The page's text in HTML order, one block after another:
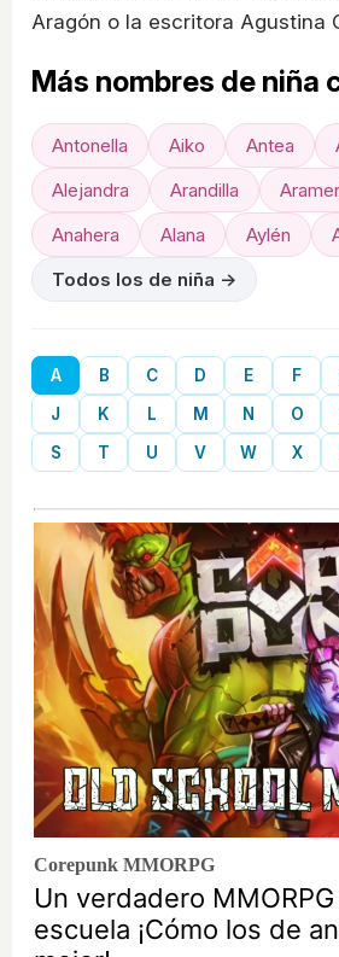
Aragón o la escritora Agustina
Más nombres de niña
Antonella Aiko Antea
Alejandra
Arandilla
Anahera
Alana Aylén
Todos los de niña →
A B C D E F
J
K L M N O
S
T U V W X
Corepunk MMORPG
Un verdadero
escuela ¡Cómo los de